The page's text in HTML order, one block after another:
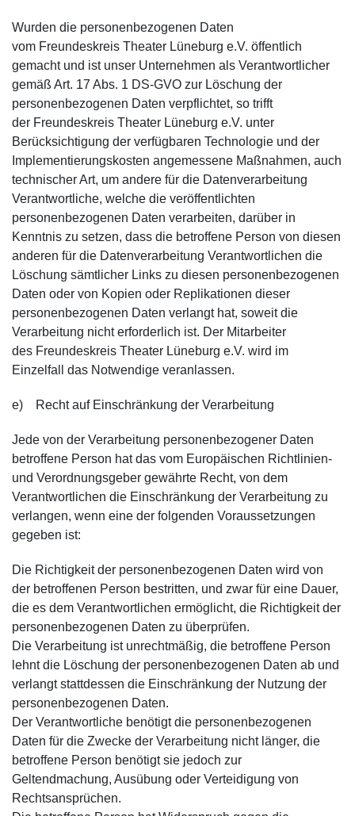
Wurden die personenbezogenen Daten
vom Freundeskreis Theater Lüneburg e.V. öffentlich
gemacht und ist unser Unternehmen als Verantwortlicher
gemäß Art. 17 Abs. 1 DS-GVO zur Löschung der
personenbezogenen Daten verpflichtet, so trifft
der Freundeskreis Theater Lüneburg e.V. unter
Berücksichtigung der verfügbaren Technologie und der
Implementierungskosten angemessene Maßnahmen, auch
technischer Art, um andere für die Datenverarbeitung
Verantwortliche, welche die veröffentlichten
personenbezogenen Daten verarbeiten, darüber in
Kenntnis zu setzen, dass die betroffene Person von diesen
anderen für die Datenverarbeitung Verantwortlichen die
Löschung sämtlicher Links zu diesen personenbezogenen
Daten oder von Kopien oder Replikationen dieser
personenbezogenen Daten verlangt hat, soweit die
Verarbeitung nicht erforderlich ist. Der Mitarbeiter
des Freundeskreis Theater Lüneburg e.V. wird im
Einzelfall das Notwendige veranlassen.
e) Recht auf Einschränkung der Verarbeitung
Jede von der Verarbeitung personenbezogener Daten
betroffene Person hat das vom Europäischen Richtlinien-
und Verordnungsgeber gewährte Recht, von dem
Verantwortlichen die Einschränkung der Verarbeitung zu
verlangen, wenn eine der folgenden Voraussetzungen
gegeben ist:
Die Richtigkeit der personenbezogenen Daten wird von
der betroffenen Person bestritten, und zwar für eine Dauer,
die es dem Verantwortlichen ermöglicht, die Richtigkeit der
personenbezogenen Daten zu überprüfen.
Die Verarbeitung ist unrechtmäßig, die betroffene Person
lehnt die Löschung der personenbezogenen Daten ab und
verlangt stattdessen die Einschränkung der Nutzung der
personenbezogenen Daten.
Der Verantwortliche benötigt die personenbezogenen
Daten für die Zwecke der Verarbeitung nicht länger, die
betroffene Person benötigt sie jedoch zur
Geltendmachung, Ausübung oder Verteidigung von
Rechtsansprüchen.